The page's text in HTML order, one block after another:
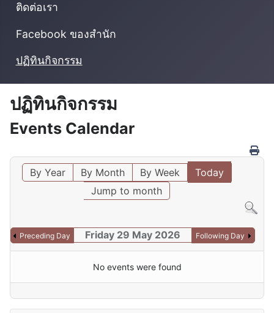
ติดต่อเรา
Facebook ของสำนัก
ปฏิทินกิจกรรม
ปฏิทินกิจกรรม
Events Calendar
By Year By Month By Week
Today
Jump to month
Preceding Day Friday 29 May 2026 Following Day
No events were found